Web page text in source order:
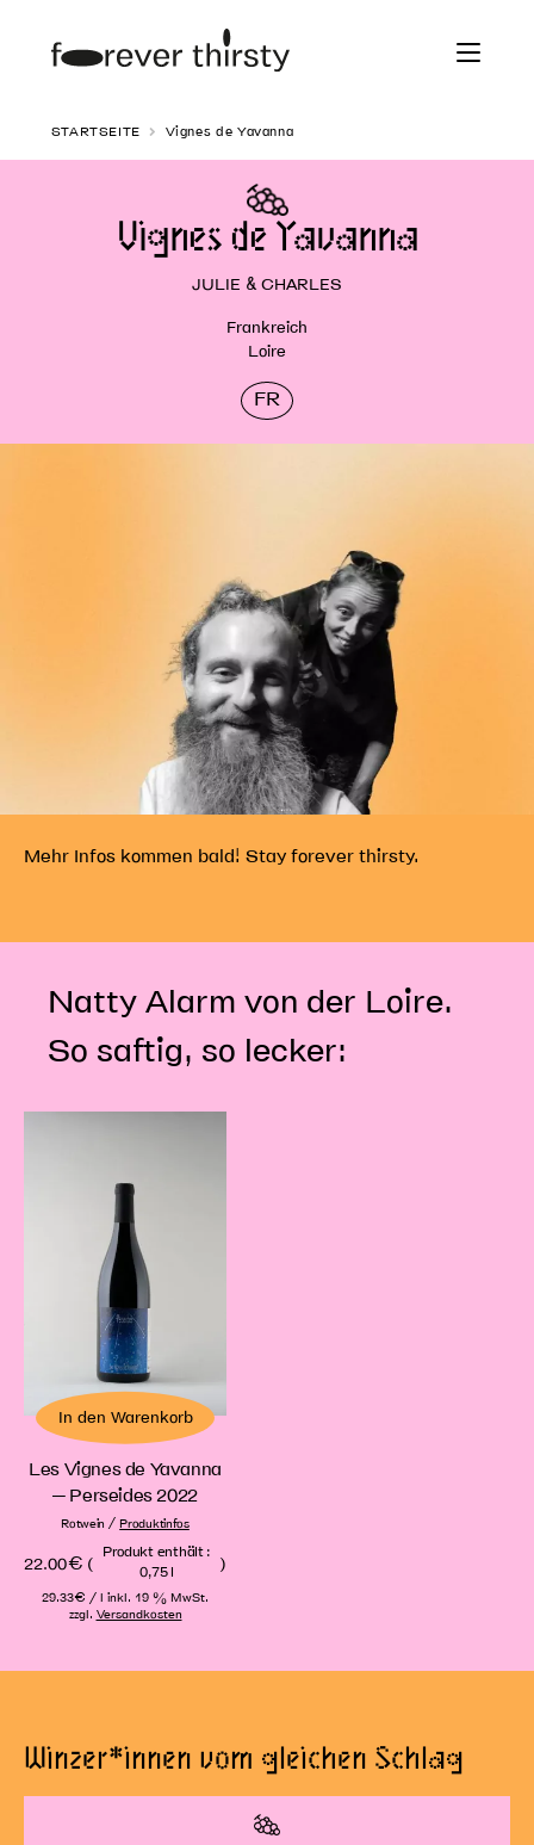
Zur
Zum
STARTSEITE Vignes de Yavanna
Vignes de Yavanna
JULIE & CHARLES
Frankreich
Loire
FR
Mehr Infos kommen bald! Stay forever thirsty.
Natty Alarm von der Loire.
So saftig, so lecker:
In den Warenkorb
Les Vignes de Yavanna
– Perseides 2022
Rotwein / Produktinfos
22.00€ (
Produkt enthält :
0,75 l )
29.33€ / l inkl. 19 % MwSt.
zzgl. Versandkosten
Winzer*innen vom gleichen Schlag